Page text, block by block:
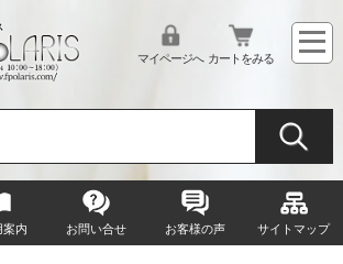
マイページへ カートをみる
案内 お問い合せ お客様の声 サイトマップ